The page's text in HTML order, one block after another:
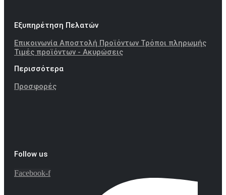
Εξυπηρέτηση Πελατών
Επικοινωνία Αποστολή Προϊόντων Τρόποι πληρωμής
Τιμές προϊόντων - Ακυρώσεις
Περισσότερα
Προσφορές
Follow us
Facebook-f